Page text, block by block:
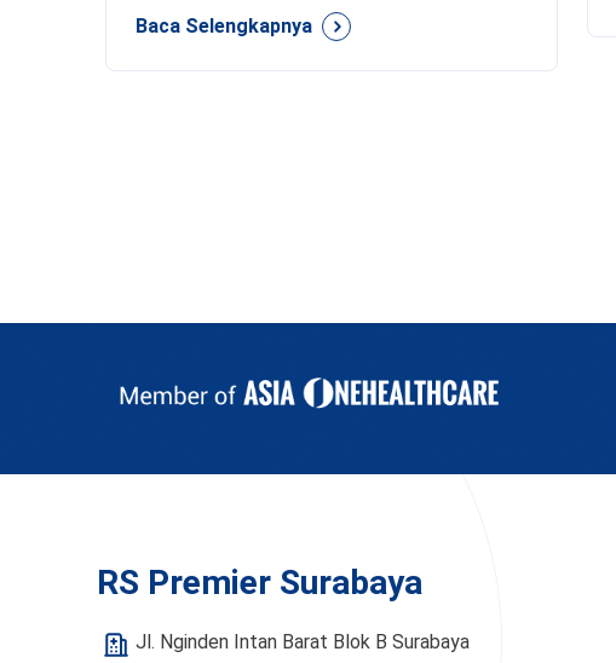
Baca Selengkapnya
RS Premier Surabaya
Jl. Nginden Intan Barat Blok B Surabaya